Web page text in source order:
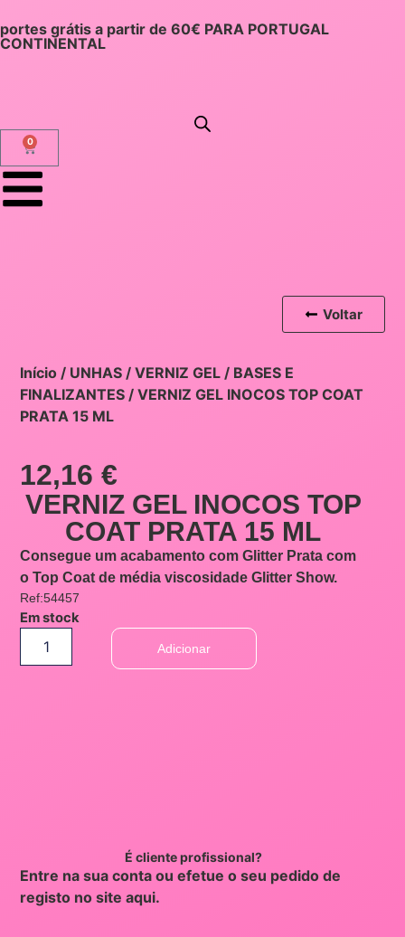
portes grátis a partir de 60€ PARA PORTUGAL
CONTINENTAL
0
Início / UNHAS /VERNIZ GEL / BASES E
FINALIZANTES / VERNIZ GEL INOCOS TOP COAT
PRATA 15 ML
12,16€
VERNIZ GEL INOCOS TOP
COAT PRATA 15 ML
Consegue um acabamento com Glitter Prata com
o Top Coat de média viscosidade Glitter Show.
Ref:54457
Em stock
Adicionar
É cliente profissional?
Entre na sua conta ou efetue o seu pedido de
registo no siteaqui.
Voltar